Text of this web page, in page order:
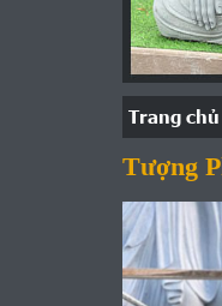
Trang chủ
Tượng